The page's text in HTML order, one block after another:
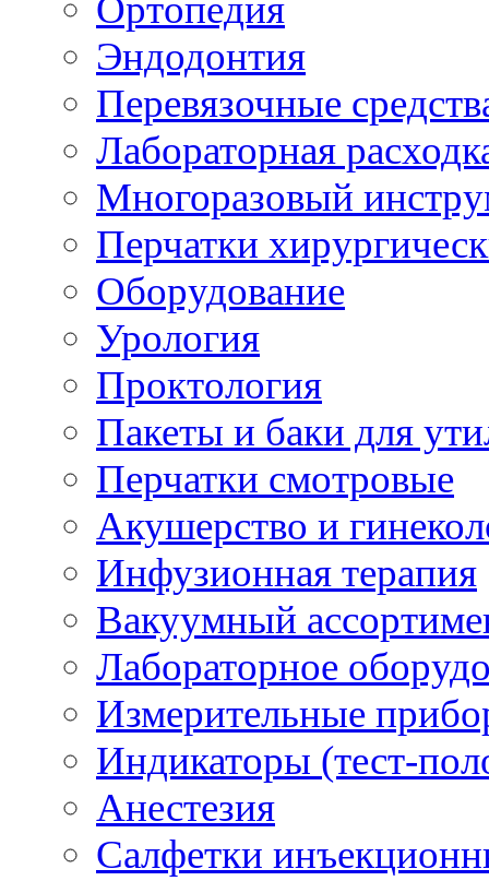
Ортопедия
Эндодонтия
Перевязочные
Лабораторная
Многоразовый
Перчатки
Оборудование
Урология
Проктология
Пакеты и баки для
Перчатки смотровые
Акушерство и
Инфузионная терапия
Вакуумный
Лабораторное
Измерительные
Индикаторы (тест-
Анестезия
Салфетки